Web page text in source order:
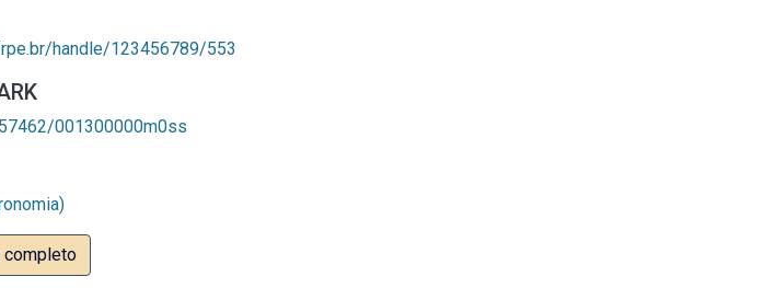
handle/123456789/553
001300000m0ss
completo